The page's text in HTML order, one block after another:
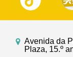
Avenida da
Plaza, 15.º